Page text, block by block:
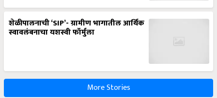
शेळीपालनाची ‘SIP’- ग्रामीण भागातील आर्थिक
स्वावलंबनाचा यशस्वी फॉर्मुला
More Stories